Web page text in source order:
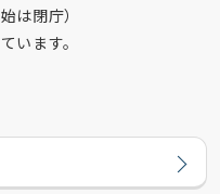
は閉庁）
います。